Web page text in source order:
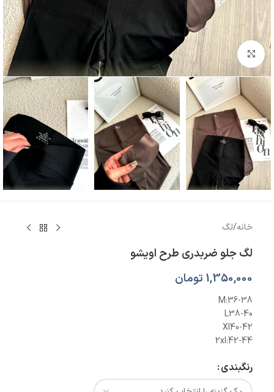
بزرگنمایی تصویر
خانه/لگ
لگ جلو ضربدری طرح اویشو
1,350,000 تومان
M:36-38
L38-40
Xl40-42
2xl:42-44
رنگبندی